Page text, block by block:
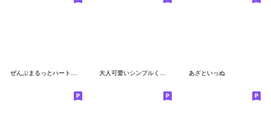
ぜんぶまるっとハート！♡ 大人可愛いシンプルくまさん＊絵文字 あざといっぬ